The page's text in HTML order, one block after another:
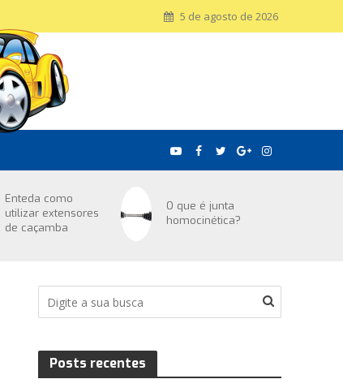
5 de agosto de 2026
Enteda como
utilizar extensores
de caçamba
O que é junta
homocinética?
Posts recentes